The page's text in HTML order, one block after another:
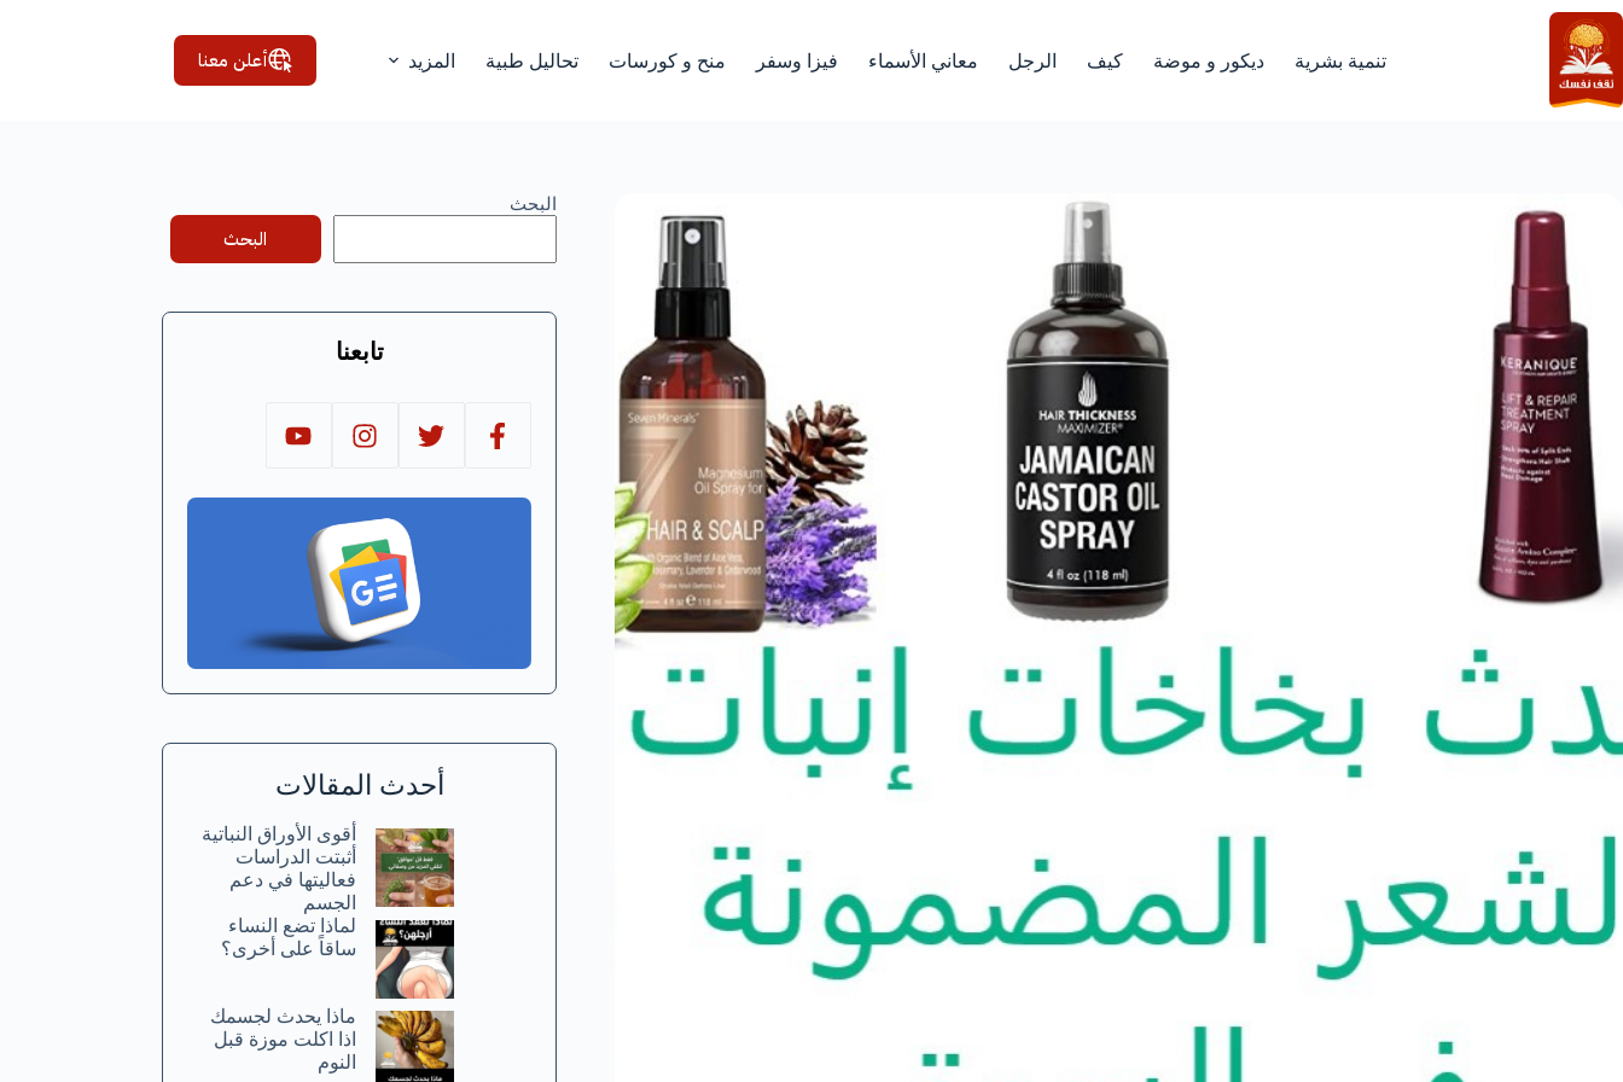
التجاوز
إلى
المحتوى
تنمية بشرية ديكور و موضة كيف الرجل معاني الأسماء فيزا وسفر منح و كورسات تحاليل طبية المزيد أعلن معنا
البحث
البحث
تابعنا
أحدث المقالات
أقوى الأوراق النباتية
أثبتت الدراسات
فعاليتها في دعم
الجسم
لماذا تضع النساء
ساقاً على أخرى؟
ماذا يحدث لجسمك
اذا اكلت موزة قبل
النوم